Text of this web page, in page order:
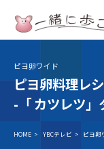
テレ
TV
ピヨ卵ワイド
ピヨ卵料理レ
-「カツレツ」
HOME > YBCテレビ > ピヨ卵